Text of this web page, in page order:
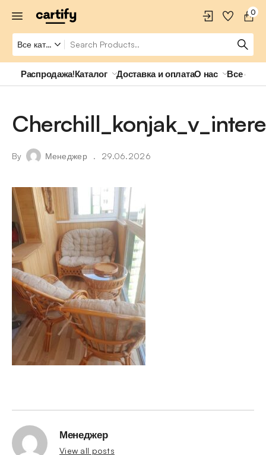
0
Распродажа!Каталог Доставка и оплатаО нас Все о
By Менеджер 29.06.2026
Менеджер
View all posts